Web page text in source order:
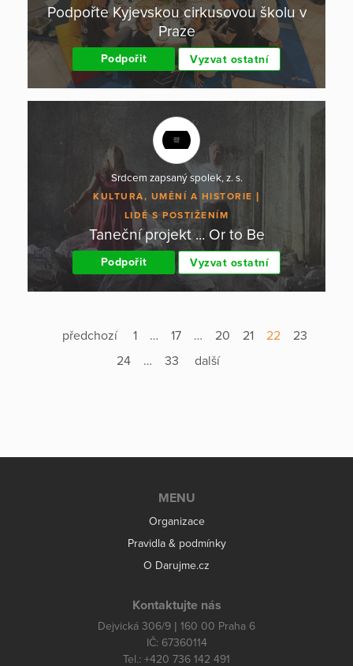
Podpořte Kyjevskou cirkusovou školu v
Praze
Podpořit Vyzvat ostatní
Srdcem zapsaný spolek, z. s.
KULTURA, UMĚNÍ A HISTORIE
LIDÉ S POSTIŽENÍM
Taneční projekt ... Or to Be
Podpořit Vyzvat ostatní
předchozí 1 … 17 … 20 21 22
23
24
… 33 další
MENU
Organizace
Pravidla & podmínky
O Darujme.cz
Kontaktujte nás
Dejvická 306/9 | 160 00 Praha 6
IČ: 67360114
Tel.: +420 736 142 491